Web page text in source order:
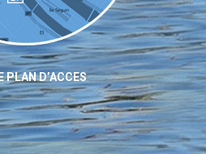
PLAN D’ACCES